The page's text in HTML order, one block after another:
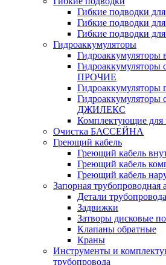
Гибкие подводки
Гибкие подводки для
Гибкие подводки
Гидроаккумуляторы
Гидроаккумуляторы
Гидроаккумуляторы
ПРОЧИЕ
Гидроаккумуляторы
Гидроаккумуляторы
ДЖИЛЕКС
Комплектующие для
Очистка БАССЕЙНА
Греющий кабель
Греющий кабель
Греющий кабель
Греющий кабель
Запорная трубопроводная
Детали трубопровода
Задвижки
Затворы дисковые
Клапаны обратные
Краны
Инструменты и
трубопровода